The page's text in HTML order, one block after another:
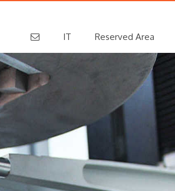
IT Reserved Area